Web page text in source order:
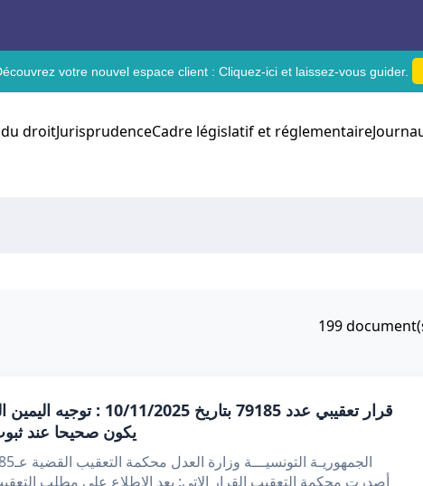
votre nouvel espace client : Cliquez-ici et laissez-vous guider.
du droitJurisprudenceCadre législatif et réglementaire
199
قرار تعقيبي عدد 79185
يكون صحيحا عند